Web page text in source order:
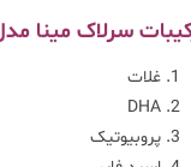
سرلاک مینا
غلات
DHA
پروبیوتیک